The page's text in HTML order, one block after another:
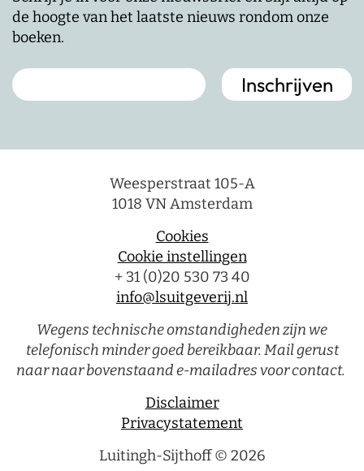
de hoogte van het laatste nieuws rondom onze
boeken.
Weesperstraat 105-A
1018 VN Amsterdam
Cookies
Cookie instellingen
+ 31 (0)20 530 73 40
info@lsuitgeverij.nl
Wegens technische omstandigheden zijn we
telefonisch minder goed bereikbaar. Mail gerust
naar naar bovenstaand e-mailadres voor contact.
Disclaimer
Privacystatement
Luitingh-Sijthoff © 2026